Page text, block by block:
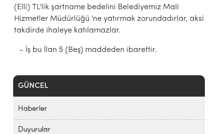
GÜNCEL
Haberler
Duyurular
(Elli) TL'lik şartname bedelini Belediyemiz Mali
Hizmetler Müdürlüğü 'ne yatırmak zorundadırlar, aksi
takdirde ihaleye katılamazlar.
- İş bu İlan 5 (Beş) maddeden ibarettir.